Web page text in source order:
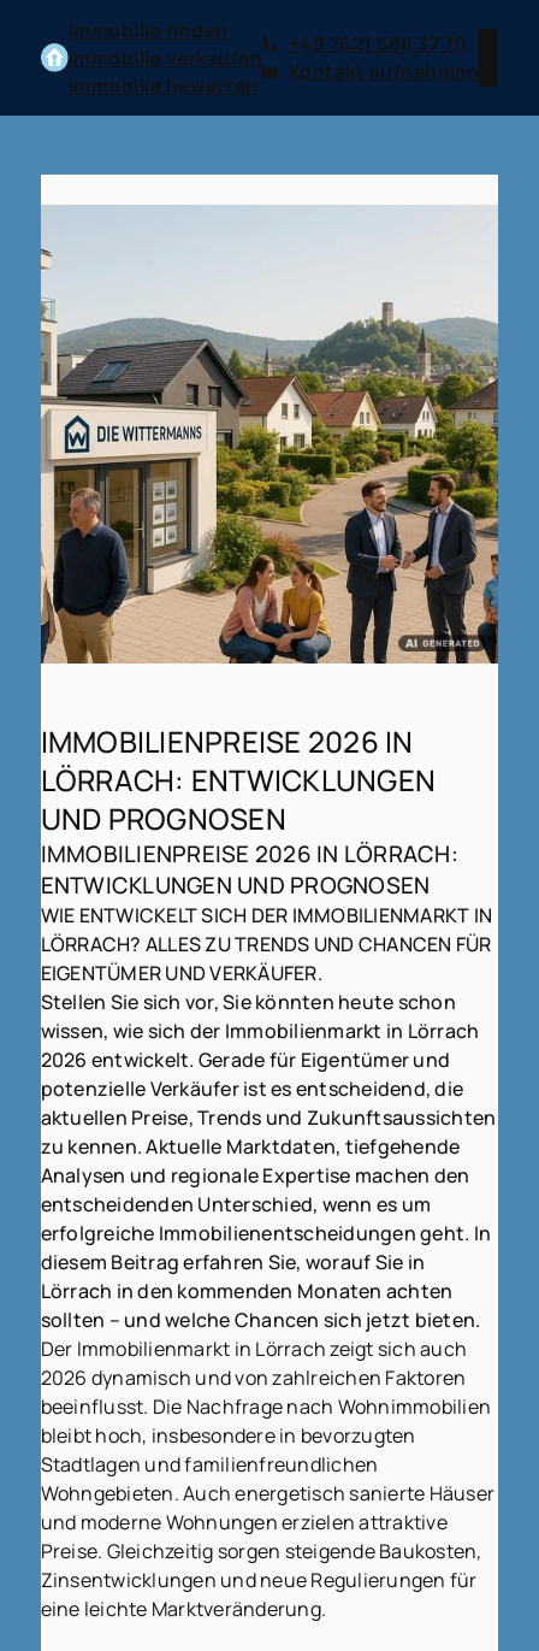
Immobilie finden
Immobilie verkaufen
Immobilie bewerten
+49 7621 588 37 70
Kontakt aufnehmen
IMMOBILIENPREISE 2026 IN
LÖRRACH: ENTWICKLUNGEN
UND PROGNOSEN
IMMOBILIENPREISE 2026 IN LÖRRACH:
ENTWICKLUNGEN UND PROGNOSEN
WIE ENTWICKELT SICH DER IMMOBILIENMARKT IN
LÖRRACH? ALLES ZU TRENDS UND CHANCEN FÜR
EIGENTÜMER UND VERKÄUFER.
Stellen Sie sich vor, Sie könnten heute schon
wissen, wie sich der Immobilienmarkt in Lörrach
2026 entwickelt. Gerade für Eigentümer und
potenzielle Verkäufer ist es entscheidend, die
aktuellen Preise, Trends und Zukunftsaussichten
zu kennen. Aktuelle Marktdaten, tiefgehende
Analysen und regionale Expertise machen den
entscheidenden Unterschied, wenn es um
erfolgreiche Immobilienentscheidungen geht. In
diesem Beitrag erfahren Sie, worauf Sie in
Lörrach in den kommenden Monaten achten
sollten – und welche Chancen sich jetzt bieten.
Der Immobilienmarkt in Lörrach zeigt sich auch
2026 dynamisch und von zahlreichen Faktoren
beeinflusst. Die Nachfrage nach Wohnimmobilien
bleibt hoch, insbesondere in bevorzugten
Stadtlagen und familienfreundlichen
Wohngebieten. Auch energetisch sanierte Häuser
und moderne Wohnungen erzielen attraktive
Preise. Gleichzeitig sorgen steigende Baukosten,
Zinsentwicklungen und neue Regulierungen für
eine leichte Marktveränderung.